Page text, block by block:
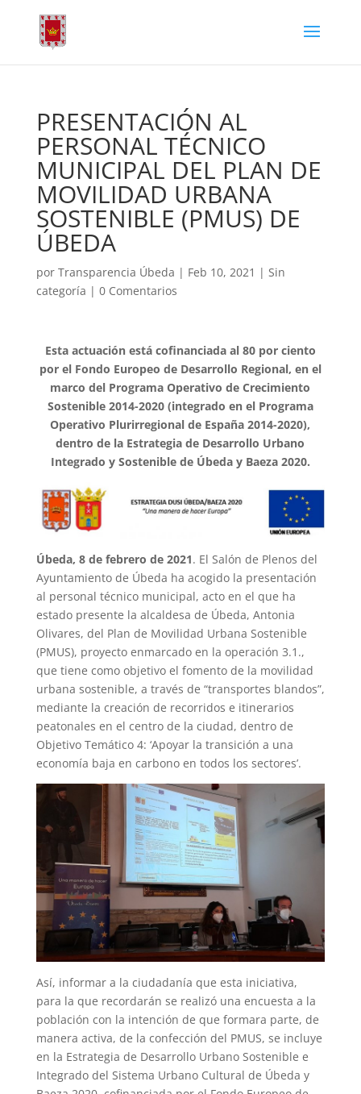
PRESENTACIÓN AL
PERSONAL TÉCNICO
MUNICIPAL DEL PLAN DE
MOVILIDAD URBANA
SOSTENIBLE (PMUS) DE
ÚBEDA
por Transparencia Úbeda | Feb 10, 2021 | Sin
categoría | 0 Comentarios
Esta actuación está cofinanciada al 80 por ciento
por el Fondo Europeo de Desarrollo Regional, en el
marco del Programa Operativo de Crecimiento
Sostenible 2014-2020 (integrado en el Programa
Operativo Plurirregional de España 2014-2020),
dentro de la Estrategia de Desarrollo Urbano
Integrado y Sostenible de Úbeda y Baeza 2020.
Úbeda, 8 de febrero de 2021. El Salón de Plenos del
Ayuntamiento de Úbeda ha acogido la presentación
al personal técnico municipal, acto en el que ha
estado presente la alcaldesa de Úbeda, Antonia
Olivares, del Plan de Movilidad Urbana Sostenible
(PMUS), proyecto enmarcado en la operación 3.1.,
que tiene como objetivo el fomento de la movilidad
urbana sostenible, a través de “transportes blandos”,
mediante la creación de recorridos e itinerarios
peatonales en el centro de la ciudad, dentro de
Objetivo Temático 4: ‘Apoyar la transición a una
economía baja en carbono en todos los sectores’.
Así, informar a la ciudadanía que esta iniciativa,
para la que recordarán se realizó una encuesta a la
población con la intención de que formara parte, de
manera activa, de la confección del PMUS, se incluye
en la Estrategia de Desarrollo Urbano Sostenible e
Integrado del Sistema Urbano Cultural de Úbeda y